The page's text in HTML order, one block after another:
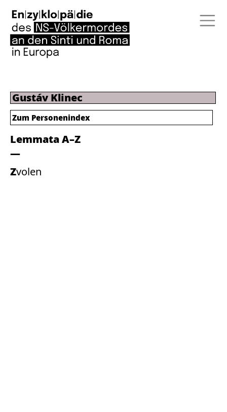
Gustáv Klinec
Lemmata A–Z
Zvolen
Zum Personenindex